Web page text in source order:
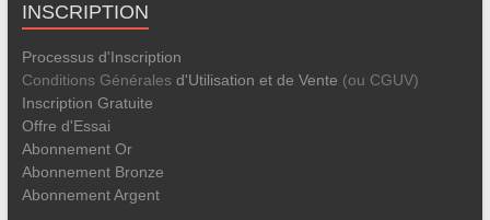
INSCRIPTION
Processus d'Inscription
Conditions Générales d'Utilisation et de Vente (ou CGUV)
Inscription Gratuite
Offre d'Essai
Abonnement Or
Abonnement Bronze
Abonnement Argent